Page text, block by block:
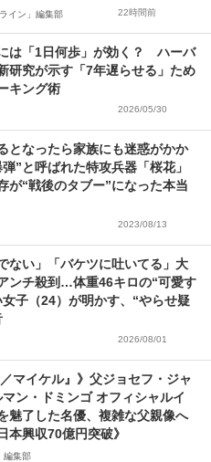
イン」編集部 22時間前
は「1日何歩」が効く？ ハーバ
研究が示す「7年遅らせる」ため
キング術
2026/05/30
となったら家族にも迷惑がかか
”と呼ばれた特攻兵器「桜花」
が“戦後のタブー”になった本当
2023/08/13
ない」「バケツに吐いてる」大
ンチ殺到…体重46キロの“可愛す
女子（24）が明かす、“やらせ疑
2026/08/01
マイケル』》父ジョセフ・ジャ
ン・ドミンゴ オフィシャルイ
魅了した名優、複雑な父親像へ
本興収70億円突破》
編集部